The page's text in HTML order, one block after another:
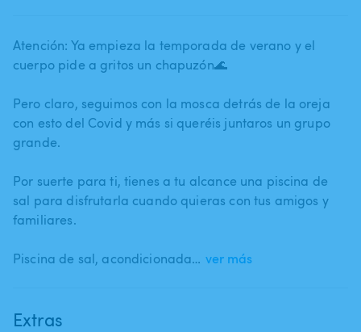
Atención: Ya empieza la temporada de verano y el
cuerpo pide a gritos un chapuzón🌊
Pero claro​,​ seguimos con la mosca detrás de la oreja
con esto del Covid y más si queréis juntaros un grupo
grande.
Por suerte para ti​,​ tienes a tu alcance una piscina de
sal para disfrutarla cuando quieras con tus amigos y
familiares.
Piscina de sal​,​ acondicionada… ver más
Extras